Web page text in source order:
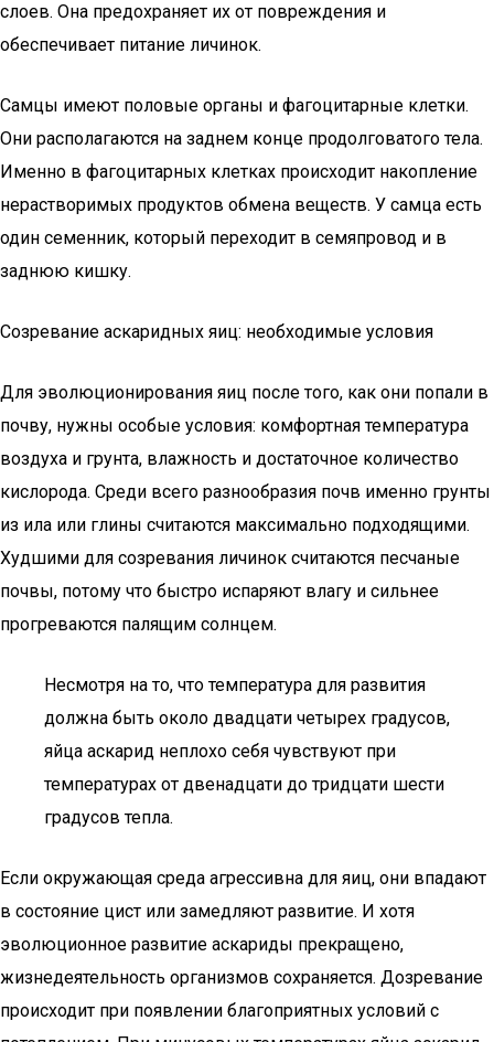
слоев. Она предохраняет их от повреждения и
обеспечивает питание личинок.
Самцы имеют половые органы и фагоцитарные клетки.
Они располагаются на заднем конце продолговатого тела.
Именно в фагоцитарных клетках происходит накопление
нерастворимых продуктов обмена веществ. У самца есть
один семенник, который переходит в семяпровод и в
заднюю кишку.
Созревание аскаридных яиц: необходимые условия
Для эволюционирования яиц после того, как они попали в
почву, нужны особые условия: комфортная температура
воздуха и грунта, влажность и достаточное количество
кислорода. Среди всего разнообразия почв именно грунты
из ила или глины считаются максимально подходящими.
Худшими для созревания личинок считаются песчаные
почвы, потому что быстро испаряют влагу и сильнее
прогреваются палящим солнцем.
Несмотря на то, что температура для развития
должна быть около двадцати четырех градусов,
яйца аскарид неплохо себя чувствуют при
температурах от двенадцати до тридцати шести
градусов тепла.
Если окружающая среда агрессивна для яиц, они впадают
в состояние цист или замедляют развитие. И хотя
эволюционное развитие аскариды прекращено,
жизнедеятельность организмов сохраняется. Дозревание
происходит при появлении благоприятных условий с